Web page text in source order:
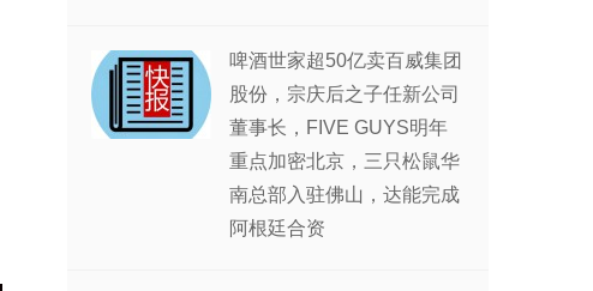
啤酒世家超50亿卖百威集团
股份，宗庆后之子任新公司
董事长，FIVE GUYS明年
重点加密北京，三只松鼠华
南总部入驻佛山，达能完成
阿根廷合资